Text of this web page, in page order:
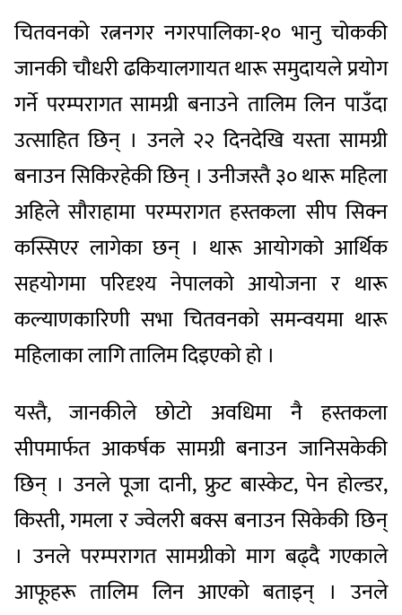
चितवनको रत्ननगर नगरपालिका-१० भानु चोककी
जानकी चौधरी ढकियालगायत थारू समुदायले प्रयोग
गर्ने परम्परागत सामग्री बनाउने तालिम लिन पाउँदा
उत्साहित छिन् । उनले २२ दिनदेखि यस्ता सामग्री
बनाउन सिकिरहेकी छिन् । उनीजस्तै ३० थारू महिला
अहिले सौराहामा परम्परागत हस्तकला सीप सिक्न
कस्सिएर लागेका छन् । थारू आयोगको आर्थिक
सहयोगमा परिदृश्य नेपालको आयोजना र थारू
कल्याणकारिणी सभा चितवनको समन्वयमा थारू
महिलाका लागि तालिम दिइएको हो ।
यस्तै, जानकीले छोटो अवधिमा नै हस्तकला
सीपमार्फत आकर्षक सामग्री बनाउन जानिसकेकी
छिन् । उनले पूजा दानी, फ्रुट बास्केट, पेन होल्डर,
किस्ती, गमला र ज्वेलरी बक्स बनाउन सिकेकी छिन्
। उनले परम्परागत सामग्रीको माग बढ्दै गएकाले
आफूहरू तालिम लिन आएको बताइन् । उनले